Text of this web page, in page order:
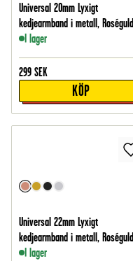
Universal 20mm Lyxigt
kedjearmband i metall, Roséguld
I lager
299 SEK
KÖP
Universal 22mm Lyxigt
kedjearmband i metall, Roséguld
I lager